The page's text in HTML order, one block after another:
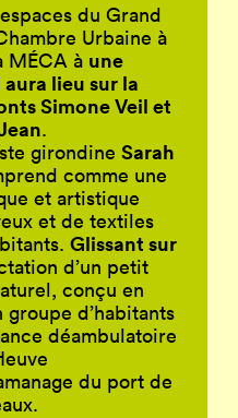
du Grand
Urbaine à
MÉCA à une
lieu sur la
Simone Veil et
.
girondine Sarah
comme une
et artistique
et de textiles
Glissant sur
d’un petit
conçu en
d’habitants
déambulatoire
du port de